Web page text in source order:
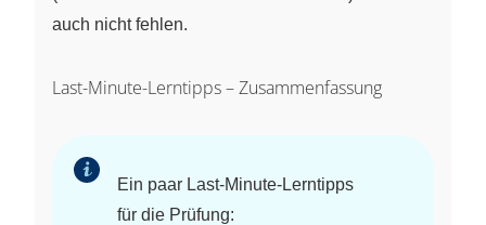
auch nicht fehlen.
Last-Minute-Lerntipps – Zusammenfassung
Ein paar Last-Minute-Lerntipps
für die Prüfung: